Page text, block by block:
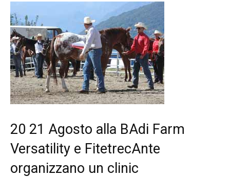
20 21 Agosto alla BAdi Farm
Versatility e FitetrecAnte
organizzano un clinic